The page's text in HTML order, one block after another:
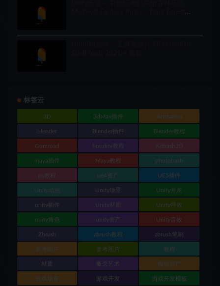
标签云
3D 3dMax插件 Artstation
blender Blender插件 Blender教程
Gumroad houdini教程 Kitbash3D
maya插件 Maya教程 photobash
ps教程 ue4资产 UE5插件
Unity动画 Unity场景 Unity开发
unity插件 Unity材质 Unity特效
unity角色 unity资产 Unity音效
Zbrush zbrush教程 zbrush笔刷
参考图片 参考照片 教程
材质 概念艺术 模型资产
游戏场景 游戏开发 游戏开发模板